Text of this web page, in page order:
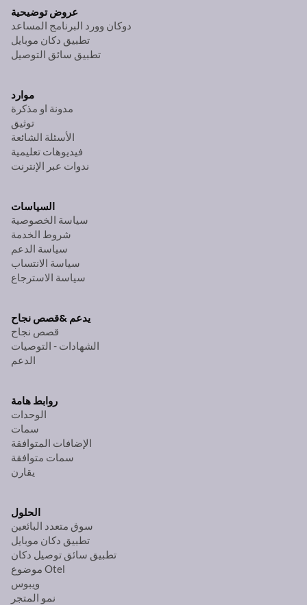
عروض توضيحية
دوكان وورد البرنامج المساعد
تطبيق دكان موبايل
تطبيق سائق التوصيل
موارد
مدونة او مذكرة
توثيق
الأسئلة الشائعة
فيديوهات تعليمية
ندوات عبر الإنترنت
السياسات
سياسة الخصوصية
شروط الخدمة
سياسة الدعم
سياسة الانتساب
سياسة الاسترجاع
يدعم &قصص نجاح
قصص نجاح
الشهادات - التوصيات
الدعم
روابط هامة
الوحدات
سمات
الإضافات المتوافقة
سمات متوافقة
يقارن
الحلول
سوق متعدد البائعين
تطبيق دكان موبايل
تطبيق سائق توصيل دكان
موضوع Otel
ويبوس
نمو المتجر